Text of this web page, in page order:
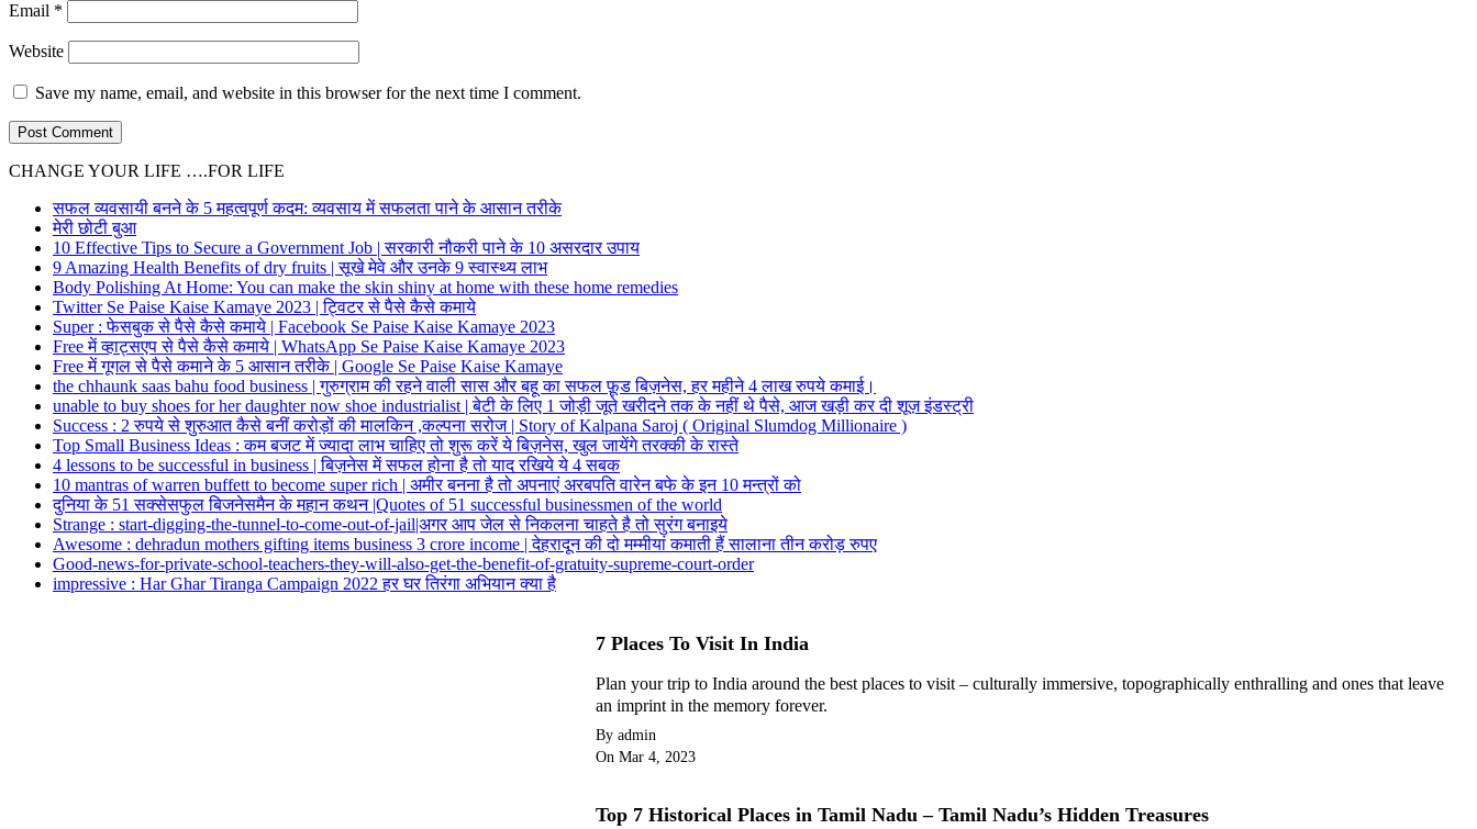
Email *
Website
Save my name, email, and website in this browser for the next time I comment.
CHANGE YOUR LIFE ….FOR LIFE
सफल व्यवसायी बनने के 5 महत्वपूर्ण कदम: व्यवसाय में सफलता पाने के आसान तरीके
मेरी छोटी बुआ
10 Effective Tips to Secure a Government Job | सरकारी नौकरी पाने के 10 असरदार उपाय
9 Amazing Health Benefits of dry fruits | सूखे मेवे और उनके 9 स्वास्थ्य लाभ
Body Polishing At Home: You can make the skin shiny at home with these home remedies
Twitter Se Paise Kaise Kamaye 2023 | ट्विटर से पैसे कैसे कमाये
Super : फेसबुक से पैसे कैसे कमाये | Facebook Se Paise Kaise Kamaye 2023
Free में व्हाट्सएप से पैसे कैसे कमाये | WhatsApp Se Paise Kaise Kamaye 2023
Free में गूगल से पैसे कमाने के 5 आसान तरीके | Google Se Paise Kaise Kamaye
the chhaunk saas bahu food business | गुरुग्राम की रहने वाली सास और बहू का सफल फ़ूड बिज़नेस, हर महीने 4 लाख रुपये कमाई।
unable to buy shoes for her daughter now shoe industrialist | बेटी के लिए 1 जोड़ी जूते खरीदने तक के नहीं थे पैसे, आज खड़ी कर दी शूज़ इंडस्ट्री
Success : 2 रुपये से शुरुआत कैसे बनीं करोड़ों की मालकिन ,कल्पना सरोज | Story of Kalpana Saroj ( Original Slumdog Millionaire )
Top Small Business Ideas : कम बजट में ज्यादा लाभ चाहिए तो शुरू करें ये बिज़नेस, खुल जायेंगे तरक्की के रास्ते
4 lessons to be successful in business | बिज़नेस में सफल होना है तो याद रखिये ये 4 सबक
10 mantras of warren buffett to become super rich | अमीर बनना है तो अपनाएं अरबपति वारेन बफे के इन 10 मन्त्रों को
दुनिया के 51 सक्सेसफुल बिजनेसमैन के महान कथन |Quotes of 51 successful businessmen of the world
Strange : start-digging-the-tunnel-to-come-out-of-jail|अगर आप जेल से निकलना चाहते है तो सुरंग बनाइये
Awesome : dehradun mothers gifting items business 3 crore income | देहरादून की दो मम्मीयां कमाती हैं सालाना तीन करोड़ रुपए
Good-news-for-private-school-teachers-they-will-also-get-the-benefit-of-gratuity-supreme-court-order
impressive : Har Ghar Tiranga Campaign 2022 हर घर तिरंगा अभियान क्या है
7 Places To Visit In India
Plan your trip to India around the best places to visit – culturally immersive, topographically enthralling and ones that leave
an imprint in the memory forever.
By admin
On Mar 4, 2023
Top 7 Historical Places in Tamil Nadu – Tamil Nadu’s Hidden Treasures